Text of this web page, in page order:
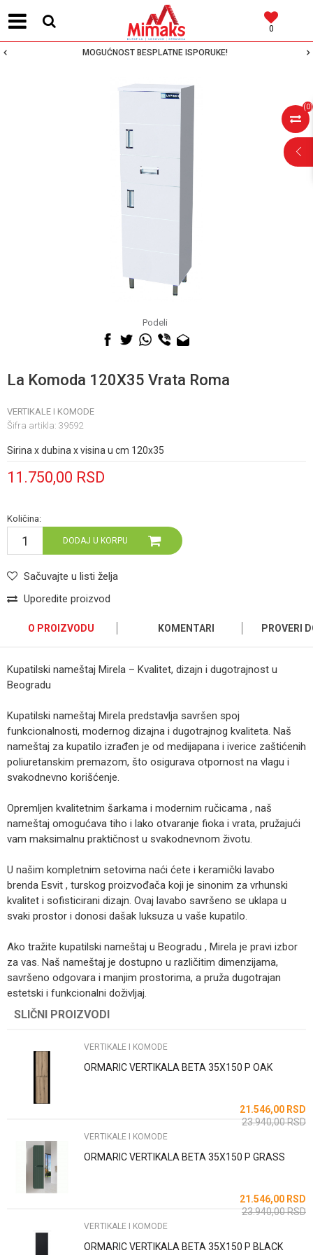
0
MOGUĆNOST BESPLATNE ISPORUKE!
(0)
Podeli
La Komoda 120X35 Vrata Roma
VERTIKALE I KOMODE
Šifra artikla: 39592
Sirina x dubina x visina u cm 120x35
11.750,00 RSD
Količina:
DODAJ U KORPU
Sačuvajte u listi želja
Uporedite proizvod
KUPOVINI
Za više informacija,
O PROIZVODU KOMENTARI PROVERI
Kupatilski nameštaj Mirela – Kvalitet, dizajn i dugotrajnost u
Beogradu
Kupatilski nameštaj Mirela predstavlja savršen spoj
funkcionalnosti, modernog dizajna i dugotrajnog kvaliteta. Naš
nameštaj za kupatilo izrađen je od medijapana i iverice zaštićenih
poliuretanskim premazom, što osigurava otpornost na vlagu i
svakodnevno korišćenje.
Opremljen kvalitetnim šarkama i modernim ručicama , naš
nameštaj omogućava tiho i lako otvaranje fioka i vrata, pružajući
vam maksimalnu praktičnost u svakodnevnom životu.
U našim kompletnim setovima naći ćete i keramički lavabo
brenda Esvit , turskog proizvođača koji je sinonim za vrhunski
kvalitet i sofisticirani dizajn. Ovaj lavabo savršeno se uklapa u
svaki prostor i donosi dašak luksuza u vaše kupatilo.
Ako tražite kupatilski nameštaj u Beogradu , Mirela je pravi izbor
za vas. Naš nameštaj je dostupno u različitim dimenzijama,
savršeno odgovara i manjim prostorima, a pruža dugotrajan
estetski i funkcionalni doživljaj.
Ime/Nadimak
SLIČNI PROIZVODI
VERTIKALE I KOMODE
ORMARIC VERTIKALA BETA 35X150 P OAK
21.546,00 RSD
23.940,00RSD
VERTIKALE I KOMODE
ORMARIC VERTIKALA BETA 35X150 P GRASS
21.546,00 RSD
23.940,00RSD
VERTIKALE I KOMODE
ORMARIC VERTIKALA BETA 35X150 P BLACK